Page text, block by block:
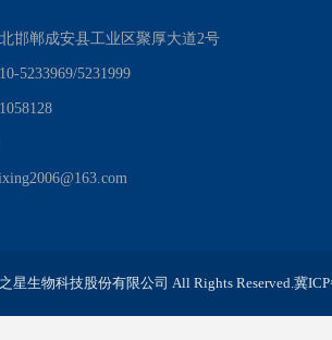
邯郸成安县工业区聚厚大道2号
5233969/5231999
星生物科技股份有限公司 All Rights Reserved.冀